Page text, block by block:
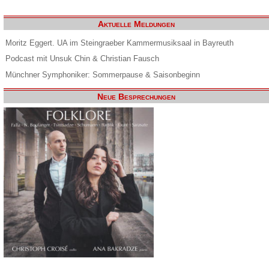
Aktuelle Meldungen
Moritz Eggert. UA im Steingraeber Kammermusiksaal in Bayreuth
Podcast mit Unsuk Chin & Christian Fausch
Münchner Symphoniker: Sommerpause & Saisonbeginn
Neue Besprechungen